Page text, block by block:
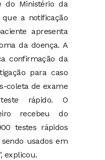
do Ministério da
que a notificação
apresenta
da doença. A
confirmação da
para caso
coleta de exame
rápido. O
recebeu do
testes rápidos
sendo usados em
explicou.